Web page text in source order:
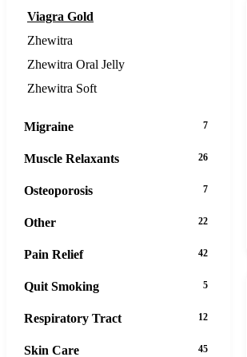
Viagra Gold
Zhewitra
Zhewitra Oral Jelly
Zhewitra Soft
Migraine 7
Muscle Relaxants 26
Osteoporosis 7
Other 22
Pain Relief 42
Quit Smoking 5
Respiratory Tract 12
Skin Care 45